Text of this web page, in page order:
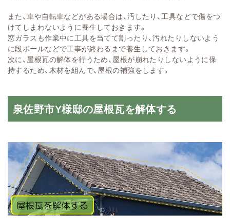
また、車や自転車などがある場合は、汚したり、工具などで傷をつ
けてしまわないように養生しておきます。
窓ガラスも作業中に工具を当てて割ったり、汚れたりしないよう
に段ボールなどで工事が終わるまで養生しておきます。
次に、屋根瓦の解体を行うため、屋根が崩れたりしないように保
持するため、木材を組んで、屋根の補強をします。
泉佐野市Y様邸の屋根瓦を解体する